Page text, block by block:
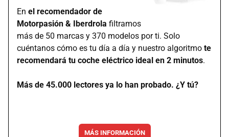
En el recomendador de
Motorpasión & Iberdrola filtramos
más de 50 marcas y 370 modelos por ti. Solo
cuéntanos cómo es tu día a día y nuestro algoritmo te
recomendará tu coche eléctrico ideal en 2 minutos.
Más de 45.000 lectores ya lo han probado. ¿Y tú?
MÁS INFORMACIÓN